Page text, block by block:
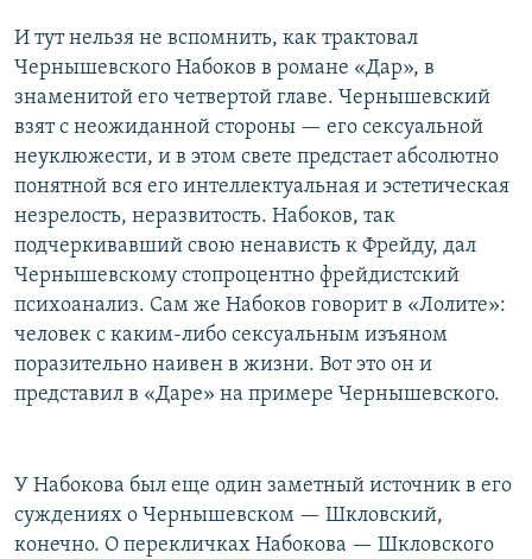
И тут нельзя не вспомнить, как трактовал
Чернышевского Набоков в романе «Дар», в
знаменитой его четвертой главе. Чернышевский
взят с неожиданной стороны — его сексуальной
неуклюжести, и в этом свете предстает абсолютно
понятной вся его интеллектуальная и эстетическая
незрелость, неразвитость. Набоков, так
подчеркивавший свою ненависть к Фрейду, дал
Чернышевскому стопроцентно фрейдистский
психоанализ. Сам же Набоков говорит в «Лолите»:
человек с каким-либо сексуальным изъяном
поразительно наивен в жизни. Вот это он и
представил в «Даре» на примере Чернышевского.
У Набокова был еще один заметный источник в его
суждениях о Чернышевском — Шкловский,
конечно. О перекличках Набокова — Шкловского